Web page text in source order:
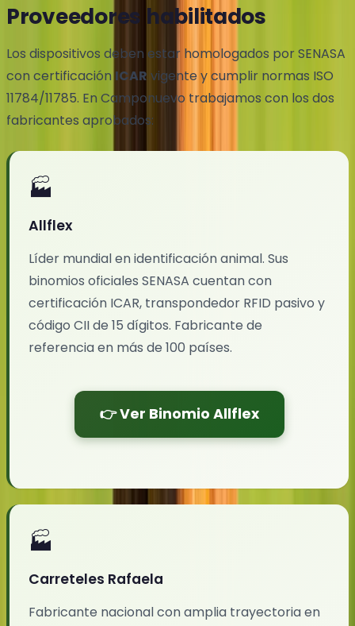
Proveedores habilitados
Los dispositivos deben estar homologados por SENASA
con certificación ICAR vigente y cumplir normas ISO
11784/11785. En Camponuevo trabajamos con los dos
fabricantes aprobados:
🏭
Allflex
Líder mundial en identificación animal. Sus
binomios oficiales SENASA cuentan con
certificación ICAR, transpondedor RFID pasivo y
código CII de 15 dígitos. Fabricante de
referencia en más de 100 países.
👉 Ver Binomio Allflex
🏭
Carreteles Rafaela
Fabricante nacional con amplia trayectoria en